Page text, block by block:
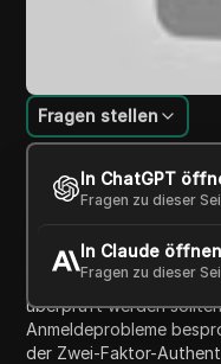
Inhaltsübersicht
Fragen stellen
In ChatGPT
Fragen zu dieser
In Claude öffnen
Fragen zu dieser
Das Video behandelt
konfrontiert sind, wenn
Konten einzuloggen.
Anmeldefehler
grundlegende Details
überprüft werden
Anmeldeprobleme
der Zwei-Faktor-